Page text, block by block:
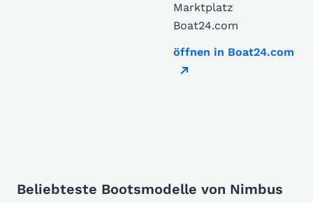
Marktplatz
Boat24.com
öffnen in Boat24.com
Beliebteste Bootsmodelle von Nimbus